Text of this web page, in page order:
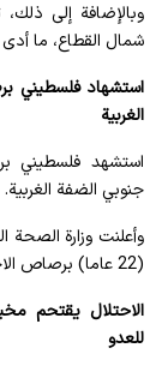
وبالإضافة إلى
شمال القطاع، ما أدى
استشهاد فلسطيني
الغربية
استشهد فلسطيني
جنوبي الضفة الغربية.
وأعلنت وزارة
(22 عاما) برصاص الاحتلال الإسرائيلي في نوبا، شمال غرب الخليل.
الاحتلال يقتحم
للعدو